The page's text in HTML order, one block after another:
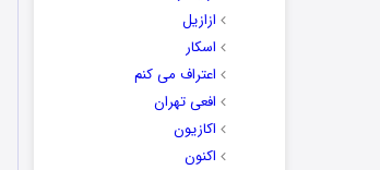
ازازیل
اسکار
اعتراف می کنم
افعی تهران
اکازیون
اکنون